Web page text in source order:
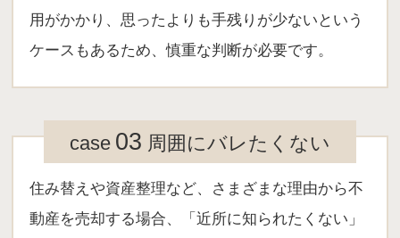
用がかかり、思ったよりも手残りが少ないという
ケースもあるため、慎重な判断が必要です。
case 03 周囲にバレたくない
住み替えや資産整理など、さまざまな理由から不
動産を売却する場合、「近所に知られたくない」